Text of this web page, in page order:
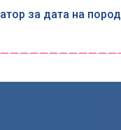
за дата на